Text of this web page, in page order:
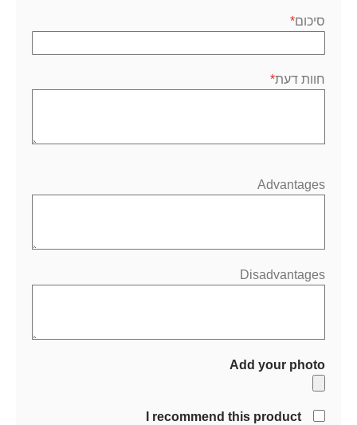
סיכום
חוות דעת
Advantages
Disadvantages
Add your photo
I recommend this product